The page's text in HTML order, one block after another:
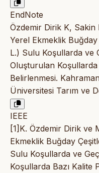
EndNote
Özdemir Dirik K, Sakin
Yerel Ekmeklik
L.) Sulu Koşullarda ve
Oluşturulan
Belirlenmesi.
Üniversitesi Tarım ve
IEEE
[1]K. Özdemir Dirik ve
Ekmeklik Buğday
Sulu Koşullarda ve
Koşullarda Bazı Kalite